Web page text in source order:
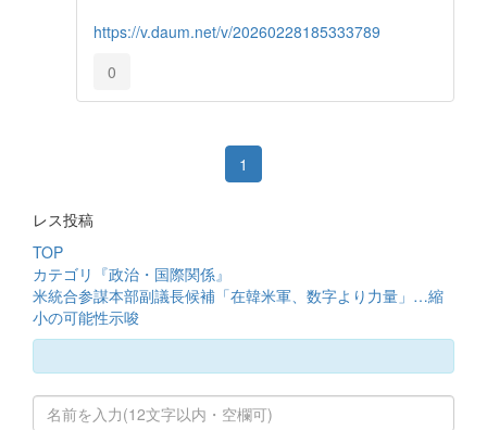
https://v.daum.net/v/20260228185333789
0
1
レス投稿
TOP
カテゴリ『政治・国際関係』
米統合参謀本部副議長候補「在韓米軍、数字より力量」…縮
小の可能性示唆